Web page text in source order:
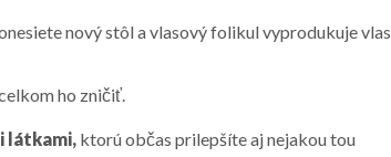
nový stôl a vlasový folikul vyprodukuje vlas
ho zničiť.
látkami, ktorú občas prilepšíte aj nejakou tou